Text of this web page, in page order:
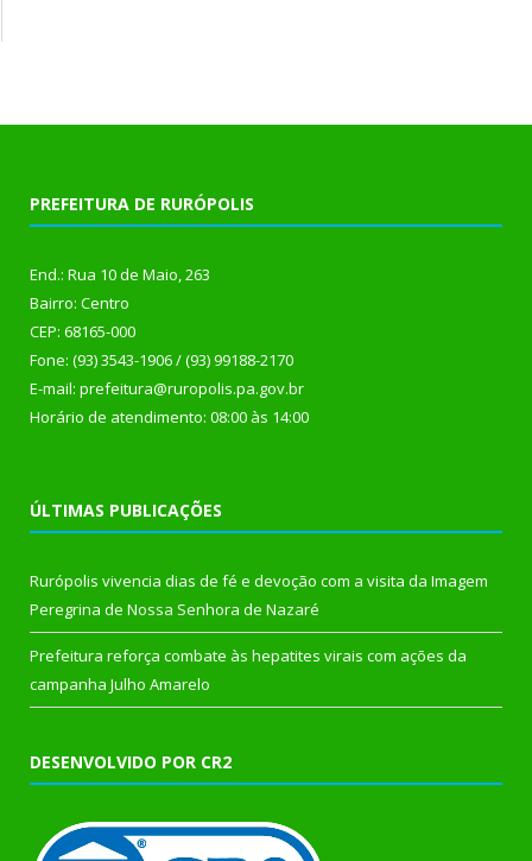
PREFEITURA DE RURÓPOLIS
End.: Rua 10 de Maio, 263
Bairro: Centro
CEP: 68165-000
Fone: (93) 3543-1906 / (93) 99188-2170
E-mail: prefeitura@ruropolis.pa.gov.br
Horário de atendimento: 08:00 às 14:00
ÚLTIMAS PUBLICAÇÕES
Rurópolis vivencia dias de fé e devoção com a visita da Imagem
Peregrina de Nossa Senhora de Nazaré
Prefeitura reforça combate às hepatites virais com ações da
campanha Julho Amarelo
DESENVOLVIDO POR CR2